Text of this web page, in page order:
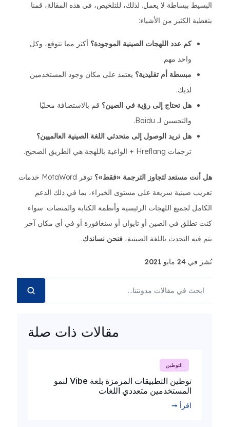
البسيط ببساطة لا يعمل. لذلك، للتلخيص، في هذه المقالة، قمنا
بتغطية الكثير من الأشياء:
كم عدد اللهجات الصينية الموجودة؟ أكثر مما تتوقع، وكل
واحد مهم.
مبسطة أم تقليدية؟ يعتمد على مكان وجود المستخدمين
لديك.
هل تحتاج إلى رؤية في الصين؟ قم بالاستضافة محليًا
والتحسين لـ Baidu.
هل تريد الوصول إلى متحدثي اللغة الصينية العالميين؟
ترجمات Hreflang + الواعية باللهجة هي الطريق الصحيح.
هل أنت مستعد لتجاوز الترجمة «فقط»؟
توفر MotaWord خدمات
تعريب صينية سريعة على مستوى الخبراء، بما في ذلك الدعم
الكامل لجميع اللهجات الرئيسية وأنظمة الكتابة والمنصات. سواء
كنت تطلق في الصين أو تايوان أو سنغافورة أو في أي مكان آخر
يتم فيه التحدث باللغة الصينية، فنحن نساندك.
نُشر في 24 مايو 2021
مقالات ذات صلة
التوطين
توطين التطبيقات المرمزة بلغة Vibe لنمو
المستخدمين متعددي اللغات
اقرأ ➞